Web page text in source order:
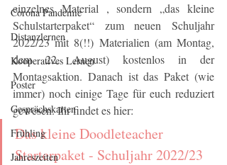
Corona Pandemie
Distanzlernen
Kooperatives Lernen
Poster
Gesprächskarten
Frühling
Jahreszeiten
einzelnes Material , sondern „das kleine
Schulstarterpaket“ zum neuen Schuljahr
2022/23 mit 8(!!) Materialien (am Montag,
dem 22. August) kostenlos in der
Montagsaktion. Danach ist das Paket (wie
immer) noch einige Tage für euch reduziert
gewesen. Ihr findet es hier:
Das kleine Doodleteacher
Starterpaket - Schuljahr 2022/23